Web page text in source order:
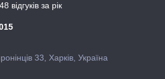
відгуків за рік
33, Харків, Україна